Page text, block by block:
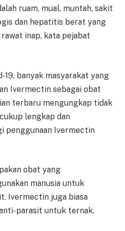
ruam, mual, muntah, sakit
dan hepatitis berat yang
inap, kata pejabat
19, banyak masyarakat yang
Ivermectin sebagai obat
terbaru mengungkap tidak
lengkap dan
penggunaan Ivermectin
obat yang
manusia untuk
Ivermectin juga biasa
parasit untuk ternak.